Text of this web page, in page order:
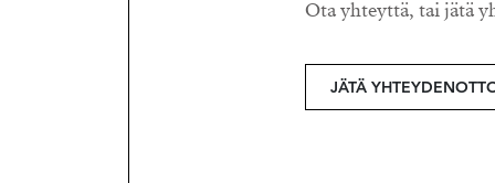
Ota yhteyttä, tai jätä
JÄTÄ